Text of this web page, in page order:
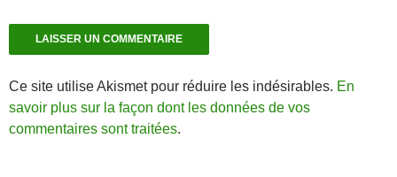
Ce site utilise Akismet pour réduire les indésirables. En
savoir plus sur la façon dont les données de vos
commentaires sont traitées.